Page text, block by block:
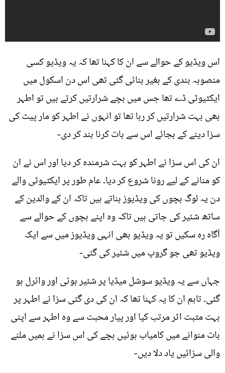
اس ویڈيو کے حوالے سے ان کا کہنا تھا کہ یہ ویڈیو کسی
منصوبہ بندی کے بغیر بنائی گئی تھی اس دن اسکول میں
ایکٹیوٹی ڈے تھا جس میں بچے شرارتیں کرتے ہیں تو اطہر
بھی بہت شرارتیں کر رہا تھا تو انہوں نے اطہر کو مار پیٹ کی
سزا دینے کے بجائے اس سے بات کرنا بند کر دی-
ان کی اس سزا نے اطہر کو بہت شرمندہ کر دیا اور اس نے ان
کو منانے کے لیے رونا شروع کر دیا۔ عام طور پر ایکٹیوٹی والے
دن یہ لوگ بچوں کی ویڈيوز بناتے ہیں تاکہ ان کے والدین کے
ساتھ شئير کی جاتی ہیں تاکہ وہ اپنے بچوں کے حوالے سے
آگاہ رہ سکیں تو یہ ویڈيو بھی انہی ویڈيوز میں سے ایک
ویڈيو تھی جو گروپ میں شئير کی گئی-
جہاں سے یہ ویڈيو سوشل میڈيا پر شئير ہوئی اور وائرل ہو
گئی۔ تاہم ان کا یہ کہنا تھا کہ ان کی دی گئی سزا نے اطہر پر
بہت مثبت اثر مرتب کیا اور پیار محبت سے وہ اطہر سے اپنی
بات منوانے میں کامیاب ہوئیں بچے کی اس سزا نے ہمیں ملنے
والی سزائيں یاد دلا دیں-